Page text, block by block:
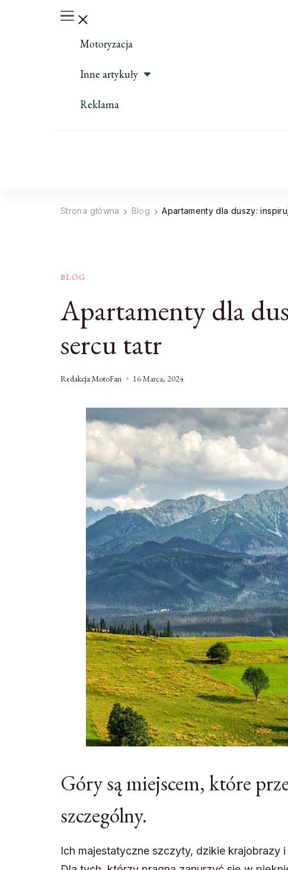
Motoryzacja
Inne artykuły
Reklama
Strona główna Blog Apartamenty dla duszy:
BLOG
Apartamenty dla
sercu tatr
Redakcja MotoFan 16 Marca, 2024
Góry są miejscem, które
szczególny.
Ich majestatyczne szczyty, dzikie krajobrazy